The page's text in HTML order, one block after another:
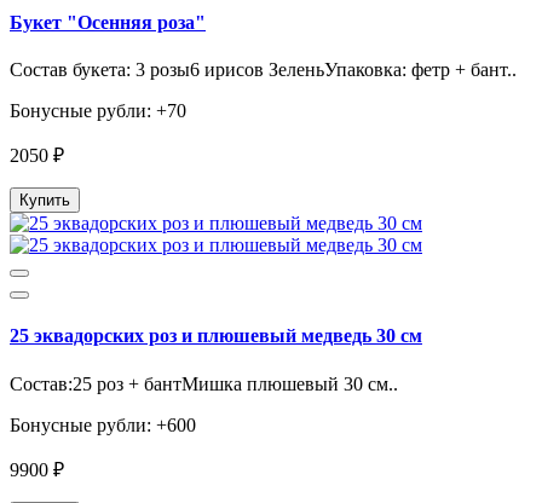
Букет "Осенняя роза"
Состав букета: 3 розы6 ирисов ЗеленьУпаковка: фетр + бант..
Бонусные рубли: +70
2050 ₽
Купить
25 эквадорских роз и плюшевый медведь 30 см
Состав:25 роз + бантМишка плюшевый 30 см..
Бонусные рубли: +600
9900 ₽